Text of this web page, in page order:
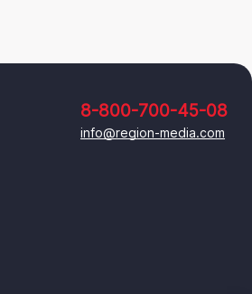
8-800-700-45-08
info@region-media.com